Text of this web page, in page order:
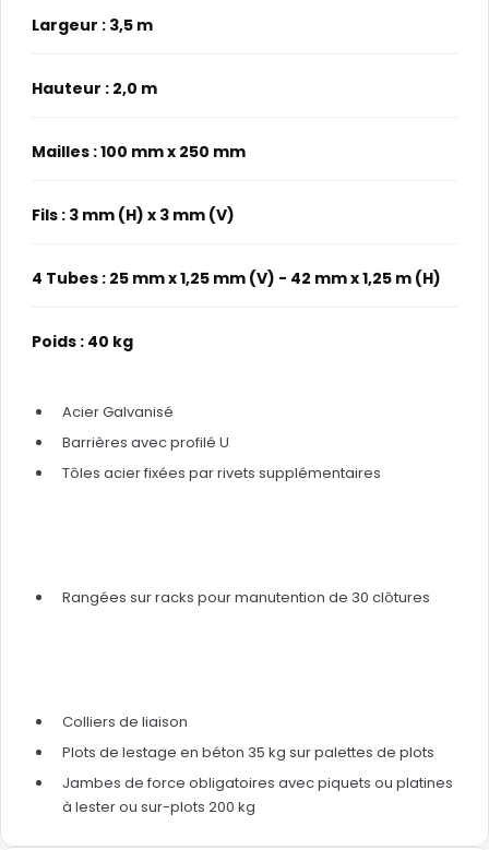
Largeur : 3,5 m
Hauteur : 2,0 m
Mailles : 100 mm x 250 mm
Fils : 3 mm (H) x 3 mm (V)
4 Tubes : 25 mm x 1,25 mm (V) - 42 mm x 1,25 m (H)
Poids : 40 kg
Acier Galvanisé
Barrières avec profilé U
Tôles acier fixées par rivets supplémentaires
Rangées sur racks pour manutention de 30 clôtures
Colliers de liaison
Plots de lestage en béton 35 kg sur palettes de plots
Jambes de force obligatoires avec piquets ou platines
à lester ou sur-plots 200 kg